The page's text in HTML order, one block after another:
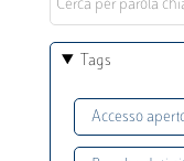
Tags
Accesso